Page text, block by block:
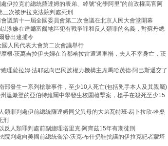
伊拉克前總統薩達姆的表弟、綽號“化學阿里”的前政權高官阿
三次被伊拉克法院判處死刑
議第十一屆全國委員會第二次會議在北京人民大會堂開幕
涉嫌在達爾富爾地區犯有戰爭罪和反人類罪的名義，對蘇丹總
發出逮捕令
人民代表大會第二次會議舉行
根‧茨萬吉拉伊夫婦在首都哈拉雷遭遇車禍，夫人不幸身亡，茨
理薩拉姆‧法耶茲向巴民族權力機構主席馬哈茂德‧阿巴斯遞交了
發生一系列槍擊事件，至少10人死亡(包括兇手本人及其親屬)
溫嫩登的亞伯特維爾中學發生校園槍擊案，槍手在殺死至少15
罪判處伊前總統薩達姆同父異母的大弟瓦特班‧易卜拉欣‧哈桑
刑
人類罪判處前副總理塔里克‧阿齊茲15年有期徒刑
判處向美國前總統喬治‧沃克‧布什扔鞋抗議的伊拉克記者蒙塔